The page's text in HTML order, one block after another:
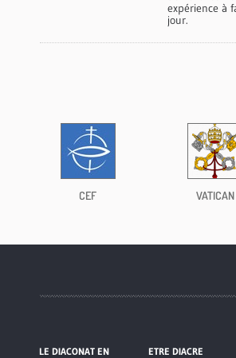
expérience à
jour.
CEF VATICAN
LE DIACONAT EN
ETRE DIACRE